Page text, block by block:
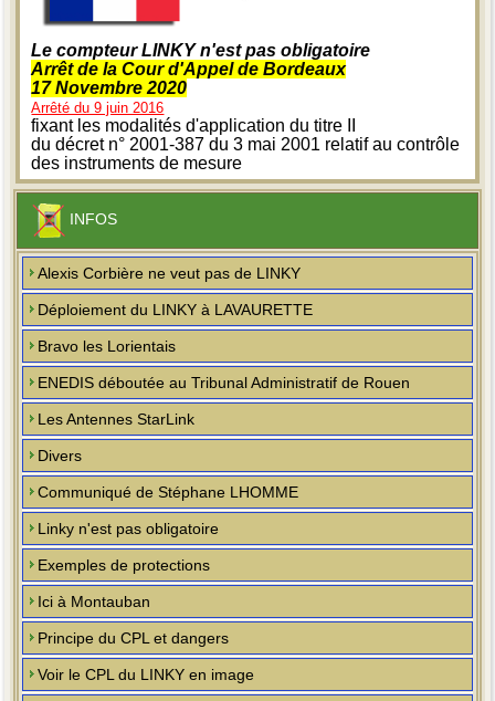
Le compteur LINKY n'est pas obligatoire
Arrêt de la Cour d'Appel de Bordeaux
17 Novembre 2020
Arrêté du 9 juin 2016
fixant les modalités d'application du titre II
du décret n° 2001-387 du 3 mai 2001 relatif au contrôle
des instruments de mesure
INFOS
Alexis Corbière ne veut pas de LINKY
Déploiement du LINKY à LAVAURETTE
Bravo les Lorientais
ENEDIS déboutée au Tribunal Administratif de Rouen
Les Antennes StarLink
Divers
Communiqué de Stéphane LHOMME
Linky n'est pas obligatoire
Exemples de protections
Ici à Montauban
Principe du CPL et dangers
Voir le CPL du LINKY en image